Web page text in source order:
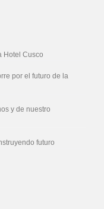
Hotel Cusco
por el futuro de la
y de nuestro
futuro